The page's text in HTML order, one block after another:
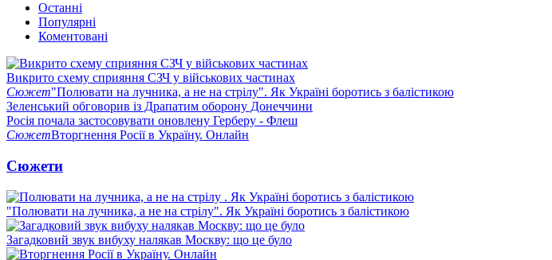
Останні
Популярні
Коментовані
Викрито схему сприяння СЗЧ у військових частинах
Сюжет"Полювати на лучника, а не на стрілу". Як Україні боротись з балістикою
Зеленський обговорив із Драпатим оборону Донеччини
Росія почала застосовувати оновлену Герберу - Флеш
СюжетВторгнення Росії в Україну. Онлайн
Сюжети
"Полювати на лучника, а не на стрілу". Як Україні боротись з балістикою
Загадковий звук вибуху налякав Москву: що це було